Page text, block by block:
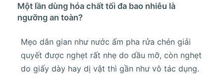
Một lần dùng hóa chất tối đa bao nhiêu là
ngưỡng an toàn?
Mẹo dân gian như nước ấm pha rửa chén giải
quyết được nghẹt rất nhẹ do dầu mỡ, còn nghẹt
do giấy dày hay dị vật thì gần như vô tác dụng.